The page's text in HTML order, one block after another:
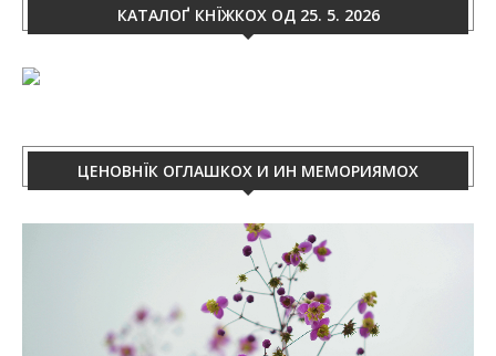
КАТАЛОҐ КНЇЖКОХ ОД 25. 5. 2026
ЦЕНОВНЇК ОГЛАШКОХ И ИН МЕМОРИЯМОХ